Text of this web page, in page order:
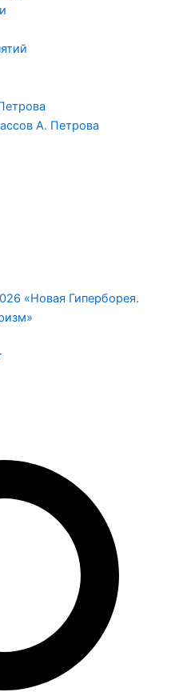
А. Петрова
«Новая Гиперборея.